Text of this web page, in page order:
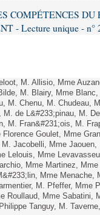
COMPÉTENCES
- Lecture unique - n°
M. Allisio, Mme
M. Blairy, Mme
M. Chenu, M. Chudeau,
de L&#233;pinau, M.
M. Fran&#231;ois, M.
Goulet, Mme
Jacobelli, Mme
Lelouis, Mme
Mme Martinez,
Mme Menache,
M. Pfeffer, Mme
Roullaud, Mme
Tanguy, M.